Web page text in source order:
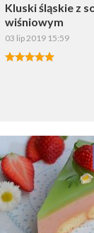
Kluski śląskie z
wiśniowym
03 lip 2019 15:59
Dodaj do